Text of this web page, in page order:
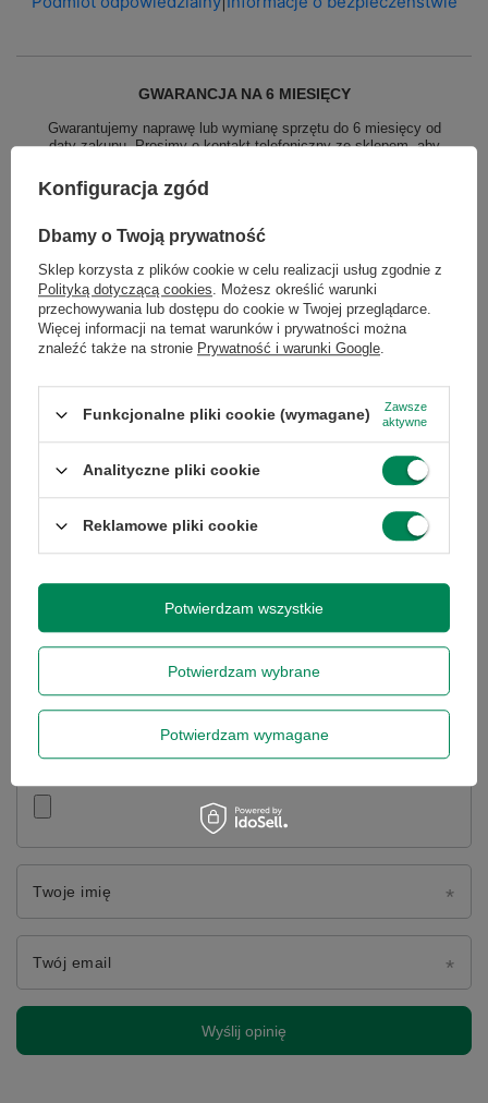
GWARANCJA NA 6 MIESIĘCY
Gwarantujemy naprawę lub wymianę sprzętu do 6 miesięcy od
daty zakupu. Prosimy o kontakt telefoniczny ze sklepem, aby
formularza reklamacji, proszę zlecić odbiór
paczkomat. Gwarancja nie obejmuje lampy projektora, tuszy,
eksploatacyjne tych urządzeń, zgodnie z warunkami gwarancji
producenta. Gwarancja na baterię laptopa wynosi 3 miesiące -
czas pracy baterii min. 1h.
Potrzebujesz pomocy? Masz pytania?
najciekawsze pytania i odpowiedzi publikując
dla innych.
Zadaj pytanie
Napisz swoją opinię
5/5
Treść twojej opinii
Twoje imię
Twój email
Wyślij opinię
Konfiguracja zgód
Dbamy o Twoją prywatność
Sklep korzysta z plików cookie w celu realizacji usług zgodnie z
Polityką dotyczącą cookies. Możesz określić warunki
przechowywania lub dostępu do cookie w Twojej przeglądarce.
Więcej informacji na temat warunków i prywatności można
znaleźć także na stronie Prywatność i warunki Google.
Funkcjonalne pliki cookie (wymagane)
Zawsze
aktywne
Analityczne pliki cookie
Reklamowe pliki cookie
Potwierdzam wybrane
Potwierdzam wymagane
Potwierdzam wszystkie